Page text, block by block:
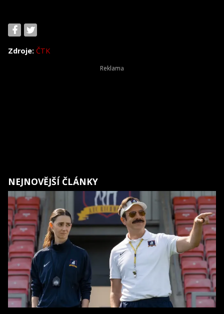
Zdroje: ČTK
NEJNOVĚJŠÍ ČLÁNKY